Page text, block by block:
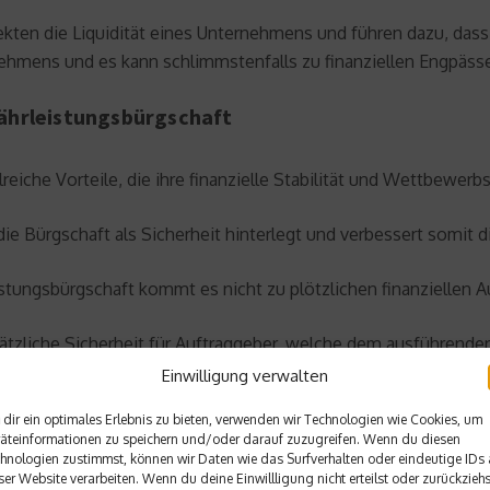
Einwilligung verwalten
dir ein optimales Erlebnis zu bieten, verwenden wir Technologien wie Cookies, um
zu speichern und/oder darauf zuzugreifen. Wenn du diesen
zustimmst, können wir Daten wie das Surfverhalten oder eindeutige IDs
Website verarbeiten. Wenn du deine Einwillligung nicht erteilst oder
die Liquidität eines Unternehmens und führen dazu,
und es kann schlimmstenfalls zu finanziellen
Vorteile, die ihre finanzielle Stabilität und
Bürgschaft als Sicherheit hinterlegt und verbessert somit
kommt es nicht zu plötzlichen finanziellen
Sicherheit für Auftraggeber, welche dem
wird gestärkt, da keine großen Summen als
Sicherheit, sondern auch von einer Garantie, dass
der Ausstellung einer Bürgschaftsurkunde durch den